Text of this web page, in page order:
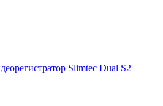
Slimtec Dual S2